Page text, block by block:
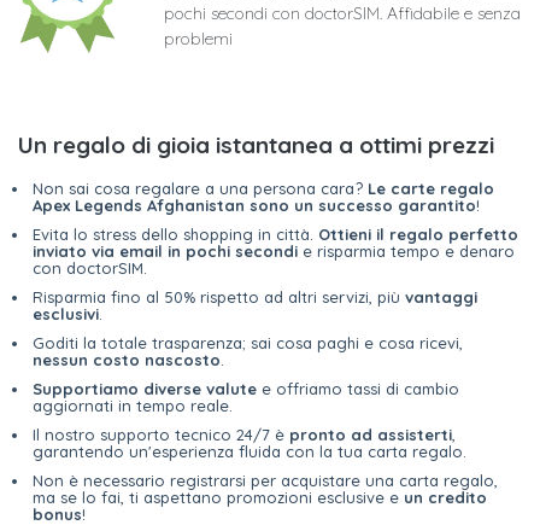
pochi secondi con doctorSIM. Affidabile e senza
problemi
Un regalo di gioia istantanea a ottimi prezzi
Non sai cosa regalare a una persona cara? Le carte regalo
Apex Legends Afghanistan sono un successo garantito!
Evita lo stress dello shopping in città. Ottieni il regalo perfetto
inviato via email in pochi secondi e risparmia tempo e denaro
con doctorSIM.
Risparmia fino al 50% rispetto ad altri servizi, più vantaggi
esclusivi
Goditi la totale trasparenza; sai cosa paghi e cosa ricevi,
nessun costo nascosto
Supportiamo diverse valute e offriamo tassi di cambio
aggiornati in tempo reale.
Il nostro supporto tecnico 24/7 è pronto ad assisterti
garantendo un'esperienza fluida con la tua carta regalo.
Non è necessario registrarsi per acquistare una carta regalo,
ma se lo fai, ti aspettano promozioni esclusive e un credito
bonus!